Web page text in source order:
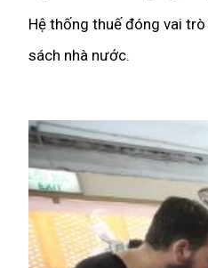
Hệ thống thuế đóng vai
sách nhà nước.